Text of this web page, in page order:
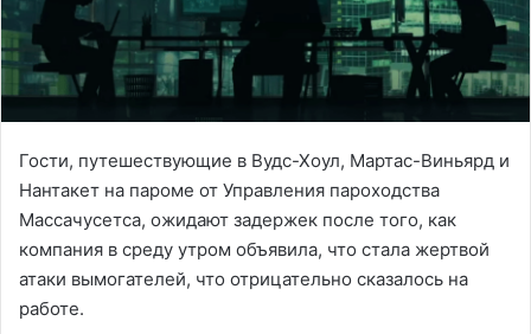
Гости, путешествующие в Вудс-Хоул, Мартас-Виньярд и
Нантакет на пароме от Управления пароходства
Массачусетса, ожидают задержек после того, как
компания в среду утром объявила, что стала жертвой
атаки вымогателей, что отрицательно сказалось на
работе.